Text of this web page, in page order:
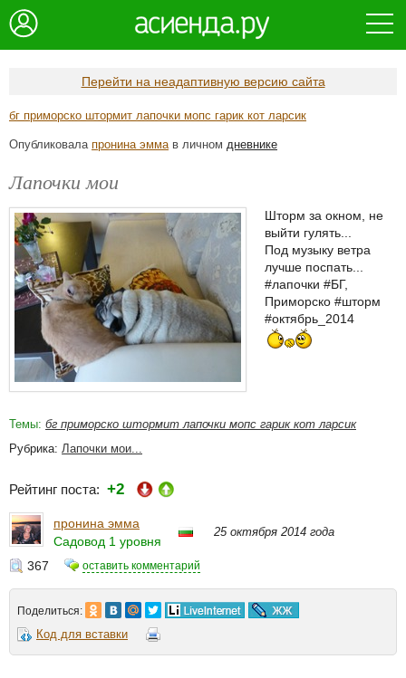
Перейти на неадаптивную версию сайта
бг приморско штормит лапочки мопс гарик кот ларсик
Опубликовала пронина эммав личном дневнике
Лапочки мои
Шторм за окном, не
выйти гулять...
Под музыку ветра
лучше поспать...
#лапочки #БГ,
Приморско #шторм
#октябрь_2014
Темы: бг приморско штормит лапочки мопс гарик кот ларсик
Рубрика: Лапочки мои...
Рейтинг поста: +2
пронина эмма
Садовод 1 уровня
25 октября 2014 года
367 оставить комментарий
Поделиться:
Код для вставки